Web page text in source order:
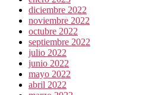
diciembre 2022
noviembre 2022
octubre 2022
septiembre 2022
julio 2022
junio 2022
mayo 2022
abril 2022